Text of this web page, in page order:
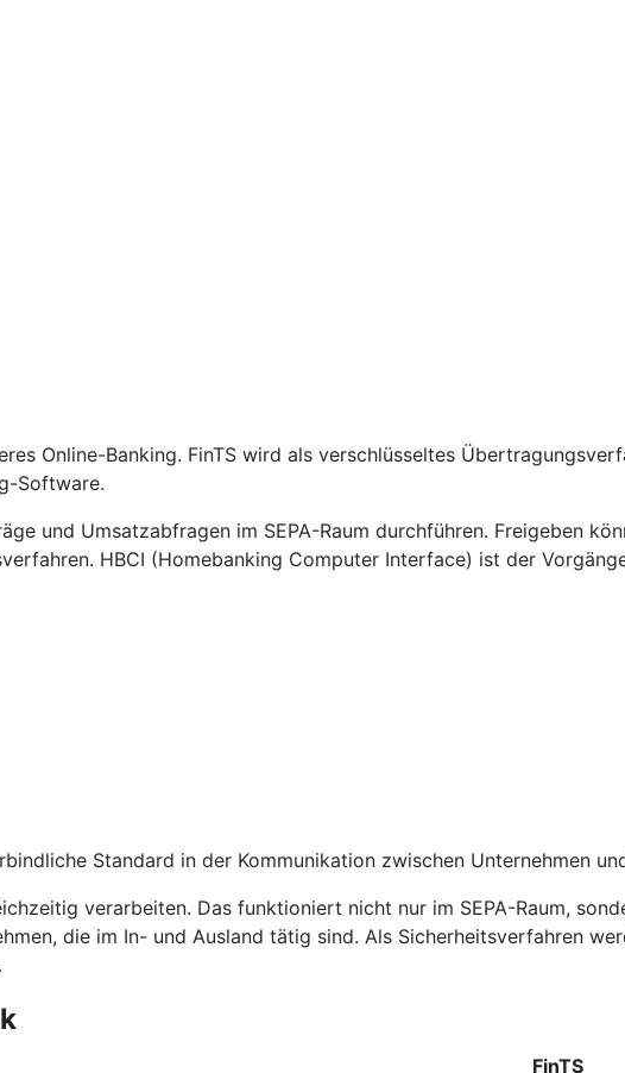
Online-Banking. FinTS wird als verschlüsseltes
Software.
und Umsatzabfragen im SEPA-Raum durchführen. Freigeben
HBCI (Homebanking Computer Interface) ist der
Standard in der Kommunikation zwischen Unternehmen
verarbeiten. Das funktioniert nicht nur im SEPA-Raum,
die im In- und Ausland tätig sind. Als Sicherheitsverfahren
FinTS